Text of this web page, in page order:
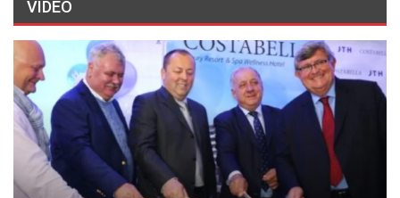
VIDEO